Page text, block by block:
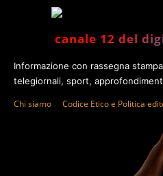
canale 12 del
Informazione con rassegna
telegiornali, sport,
Chi siamo Codice Etico e Politica